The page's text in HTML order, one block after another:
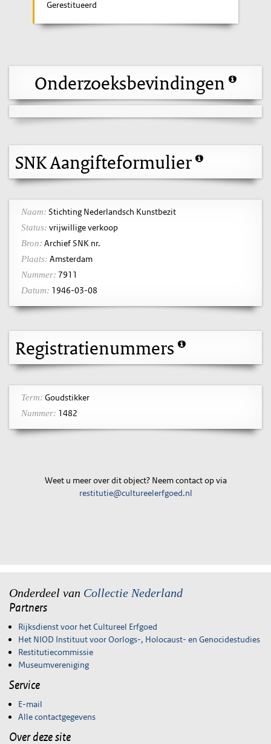
Gerestitueerd
Onderzoeksbevindingen
SNK Aangifteformulier
Naam: Stichting Nederlandsch Kunstbezit
Status: vrijwillige verkoop
Bron: Archief SNK nr.
Plaats: Amsterdam
Nummer: 7911
Datum: 1946-03-08
Registratienummers
Term: Goudstikker
Nummer: 1482
Weet u meer over dit object? Neem contact op via
restitutie@cultureelerfgoed.nl
Onderdeel van Collectie Nederland
Partners
Rijksdienst voor het Cultureel Erfgoed
Het NIOD Instituut voor Oorlogs-, Holocaust- en Genocidestudies
Restitutiecommissie
Museumvereniging
Service
E-mail
Alle contactgegevens
Over deze site